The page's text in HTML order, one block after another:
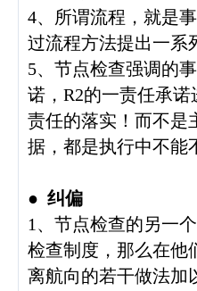
4、所谓流程，就是
过流程方法提出一系
5、节点检查强调的
诺，R2的一责任承
责任的落实！而不是
据，都是执行中不能
● 纠偏
1、节点检查的另一
检查制度，那么在他
离航向的若干做法加